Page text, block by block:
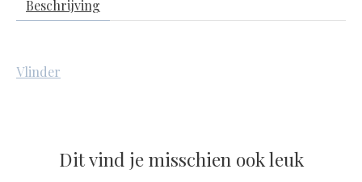
Beschrijving
Vlinder
Dit vind je misschien ook leuk